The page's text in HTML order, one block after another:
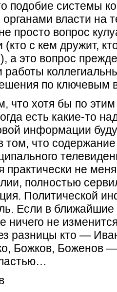
подобие системы
власти на
просто вопрос
(кто с кем дружит,
а это вопрос
по ключевым
что хотя бы по
есть какие-то
информации
том, что
практически не
полностью
Политической
Если в
ничего не
разницы кто —
Божков, Боженов